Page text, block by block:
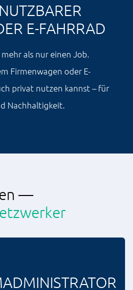
E-FAHRRAD
als nur einen Job.
Firmenwagen oder E-
privat nutzen kannst – für
Nachhaltigkeit.
—